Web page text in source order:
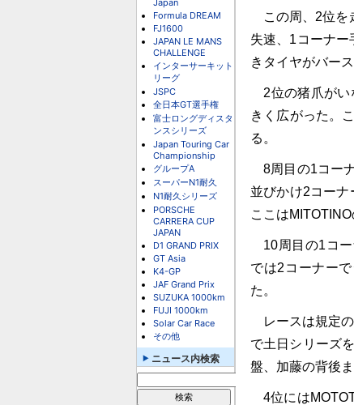
Japan
Formula DREAM
FJ1600
JAPAN LE MANS
CHALLENGE
インターサーキット
リーグ
JSPC
全日本GT選手権
富士ロングディスタ
ンスシリーズ
Japan Touring Car
Championship
グループA
スーパーN1耐久
N1耐久シリーズ
PORSCHE
CARRERA CUP
JAPAN
D1 GRAND PRIX
GT Asia
K4-GP
JAF Grand Prix
SUZUKA 1000km
FUJI 1000km
Solar Car Race
その他
ニュース内検索
この周、2位を
失速、1コーナ
きタイヤがバー
2位の猪爪がい
きく広がった。
る。
8周目の1コー
並びかけ2コーナ
ここはMITOTINO
10周目の1コー
では2コーナー
た。
レースは規定の
で土日シリーズ
盤、加藤の背後
4位には